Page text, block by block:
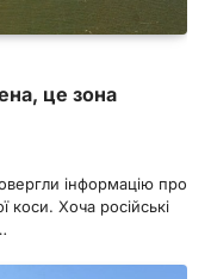
це зона
інформацію про
коси. Хоча російські